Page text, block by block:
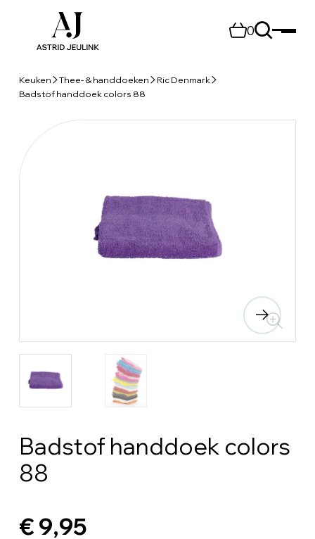
0
Keuken Thee- & handdoeken
Ric Denmark
Badstof handdoek colors 88
Badstof handdoek colors
88
€ 9,95